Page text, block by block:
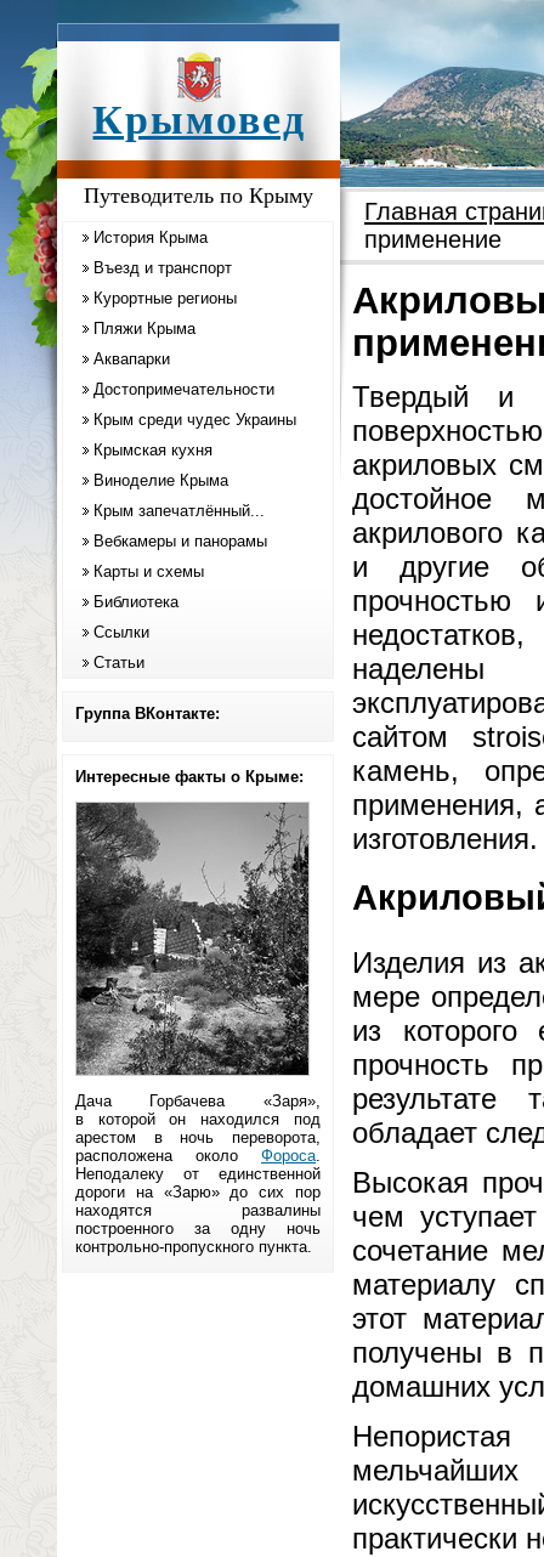
Крымовед
Путеводитель по Крыму
История Крыма
Въезд и транспорт
Курортные регионы
Пляжи Крыма
Аквапарки
Достопримечательности
Крым среди чудес Украины
Крымская кухня
Виноделие Крыма
Крым запечатлённый...
Вебкамеры и панорамы
Карты и схемы
Библиотека
Ссылки
Статьи
Группа ВКонтакте:
Интересные факты о Крыме:
Дача Горбачева «Заря»,
в которой он находился под
арестом в ночь переворота,
расположена около Фороса.
Неподалеку от единственной
дороги на «Зарю» до сих пор
находятся развалины
построенного за одну ночь
контрольно-пропускного пункта.
Главная
применение
Твердый и
акриловых
достойное
акрилового
и другие
прочностью
наделены
сайтом
камень,
применения,
изготовления.
Изделия из
мере
из которого
прочность
результате
обладает
Высокая
чем
сочетание
материалу
этот
получены в
домашних
практически